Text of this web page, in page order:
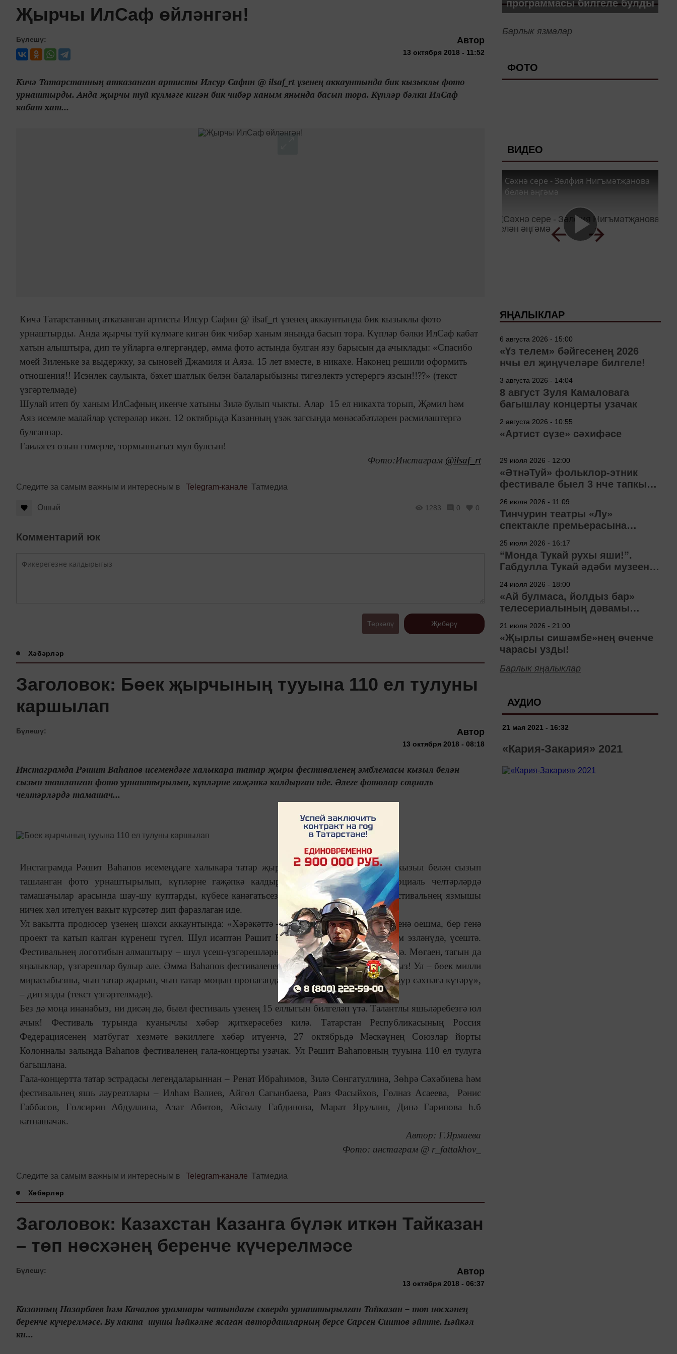
Җырчы ИлСаф өйләнгән!
Бүлешү: Автор
13 октября 2018 - 11:52
Кичә Татарстанның атказанган артисты Илсур Сафин @ ilsaf_rt үзенең аккаунтында бик кызыклы фото
урнаштырды. Анда җырчы туй күлмәге кигән бик чибәр ханым янында басып тора. Күпләр бәлки ИлСаф
кабат хат...
Кичә Татарстанның атказанган артисты Илсур Сафин @ ilsaf_rt үзенең аккаунтында бик кызыклы фото
урнаштырды. Анда җырчы туй күлмәге кигән бик чибәр ханым янында басып тора. Күпләр бәлки ИлСаф кабат
хатын алыштыра, дип тә уйларга өлгергәндер, әмма фото астында булган язу барысын да ачыклады: «Спасибо
моей Зиленьке за выдержку, за сыновей Джамиля и Аяза. 15 лет вместе, в никахе. Наконец решили оформить
отношения!! Исэнлек саулыкта, бэхет шатлык белэн балаларыбызны тигезлектэ устерергэ язсын!!??» (текст
үзгәртелмәде)
Шулай итеп бу ханым ИлСафның икенче хатыны Зилә булып чыкты. Алар 15 ел никахта торып, Җәмил һәм
Аяз исемле малайлар үстерәләр икән. 12 октябрьдә Казанның үзәк загсында мөнәсәбәтләрен рәсмиләштергә
булганнар.
Гаиләгез озын гомерле, тормышыгыз мул булсын!
Фото:Инстаграм @ilsaf_rt
Следите за самым важным и интересным в Telegram-канале Татмедиа
Ошый 1283 0 0
Комментарий юк
Теркәлү Җибәрү
Хәбәрләр
Заголовок: Бөек җырчының тууына 110 ел тулуны
каршылап
Бүлешү: Автор
13 октября 2018 - 08:18
Инстаграмда Рәшит Ваһапов исемендәге халыкара татар җыры фестиваленең эмблемасы кызыл белән
сызып ташланган фото урнаштырылып, күпләрне гаҗәпкә калдырган иде. Әлеге фотолар социаль
челтәрләрдә тамашач...
Инстаграмда Рәшит Ваһапов исемендәге халыкара татар җыры фестиваленең эмблемасы кызыл белән сызып
ташланган фото урнаштырылып, күпләрне гаҗәпкә калдырган иде. Әлеге фотолар социаль челтәрләрдә
тамашачылар арасында шау-шу куптарды, күбесе канәгатьсезлек белдерде. Кемнәрдер фестивальнең язмышы
ничек хәл ителүен вакыт күрсәтер дип фаразлаган иде.
Ул вакытта продюсер үзенең шәхси аккаунтында: «Хәрәкәттә–бәрәкәт, диләрме әле. Бер генә оешма, бер генә
проект та катып калган күренеш түгел. Шул исәптән Рәшит Ваһапов фестивале дә һәрдаим эзләнүдә, үсештә.
Фестивальнең логотибын алмаштыру – шул үсеш-үзгәрешләрнең гади бер техник өлеше генә. Мөгаен, тагын да
яңалыклар, үзгәрешләр булыр әле. Әмма Ваһапов фестиваленең асылы, нигезе алыштыргысыз! Ул – бөек милли
мирасыбызны, чын татар җырын, чын татар моңын пропагандалау, талантлы яшьләребезне зур сәхнәгә күтәрү»,
– дип язды (текст үзгәртелмәде).
Без дә моңа инанабыз, ни дисәң дә, быел фестиваль үзенең 15 еллыгын билгеләп үтә. Талантлы яшьләребезгә юл
ачык! Фестиваль турында куанычлы хәбәр җиткерәсебез килә. Татарстан Республикасының Россия
Федерациясенең матбугат хезмәте вәкиллеге хәбәр итүенчә, 27 октябрьдә Мәскәүнең Союзлар йорты
Колонналы залында Ваһапов фестиваленең гала-концерты узачак. Ул Рәшит Ваһаповның тууына 110 ел тулуга
багышлана.
Гала-концертта татар эстрадасы легендаларыннан – Ренат Ибраһимов, Зилә Сөнгатуллина, Зөһрә Сәхәбиева һәм
фестивальнең яшь лауреатлары – Илһам Вәлиев, Айгөл Сагынбаева, Раяз Фасыйхов, Гөлназ Асаеева, Рәнис
Габбасов, Гөлсирин Абдуллина, Азат Абитов, Айсылу Габдинова, Марат Яруллин, Динә Гарипова һ.б
катнашачак.
Автор: Г.Ярмиева
Фото: инстаграм @ r_fattakhov_
Следите за самым важным и интересным в Telegram-канале Татмедиа
Хәбәрләр
Заголовок: Казахстан Казанга бүләк иткән Тайказан
– төп нөсхәнең беренче күчерелмәсе
Бүлешү: Автор
13 октября 2018 - 06:37
Казанның Назарбаев һәм Качалов урамнары чатындагы скверда урнаштырылган Тайказан – төп нөсхәнең
беренче күчерелмәсе. Бу хакта шушы һәйкәлне ясаган автордашларның берсе Сарсен Сиитов әйтте. Һәйкәл
ки...
программасы билгеле булды
Барлык язмалар
ФОТО
ВИДЕО
Сәхнә сере - Зөлфия Нигъмәтҗанова
белән әңгәмә
ЯҢАЛЫКЛАР
6 августа 2026 - 15:00
«Үз телем» бәйгесенең 2026
нчы ел җиңүчеләре билгеле!
3 августа 2026 - 14:04
8 август Зуля Камаловага
багышлау концерты узачак
2 августа 2026 - 10:55
«Артист сүзе» сәхифәсе
29 июля 2026 - 12:00
«ӘтнәТуй» фольклор-этник
фестивале быел 3 нче тапкыр
26 июля 2026 - 11:09
Тинчурин театры «Лу»
спектакле премьерасына
25 июля 2026 - 16:17
“Монда Тукай рухы яши!”.
Габдулла Тукай әдәби музеена
24 июля 2026 - 18:00
«Ай булмаса, йолдыз бар»
телесериалының дәвамы
21 июля 2026 - 21:00
«Җырлы сишәмбе»нең өченче
чарасы узды!
Барлык яңалыклар
АУДИО
21 мая 2021 - 16:32
«Кария-Закария» 2021